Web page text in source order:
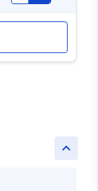
keyboard_arrow_up